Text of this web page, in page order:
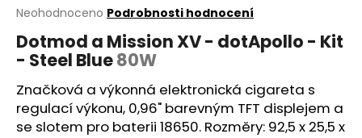
Průměrné
produktu
je
z
5
hvězdiček.
Neohodnoceno Podrobnosti hodnocení
Dotmod a Mission XV - dotApollo - Kit
- Steel Blue80W
Značková a výkonná elektronická cigareta s
regulací výkonu, 0,96" barevným TFT displejem a
se slotem pro baterii 18650. Rozměry: 92,5 x 25,5 x
a
j
í
t
?